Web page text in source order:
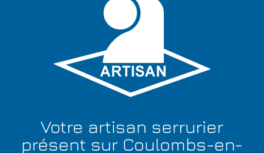
Votre artisan serrurier
présent sur Coulombs-en-